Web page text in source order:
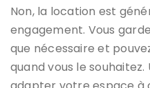
Non, la location est
engagement. Vous
que nécessaire et
quand vous le